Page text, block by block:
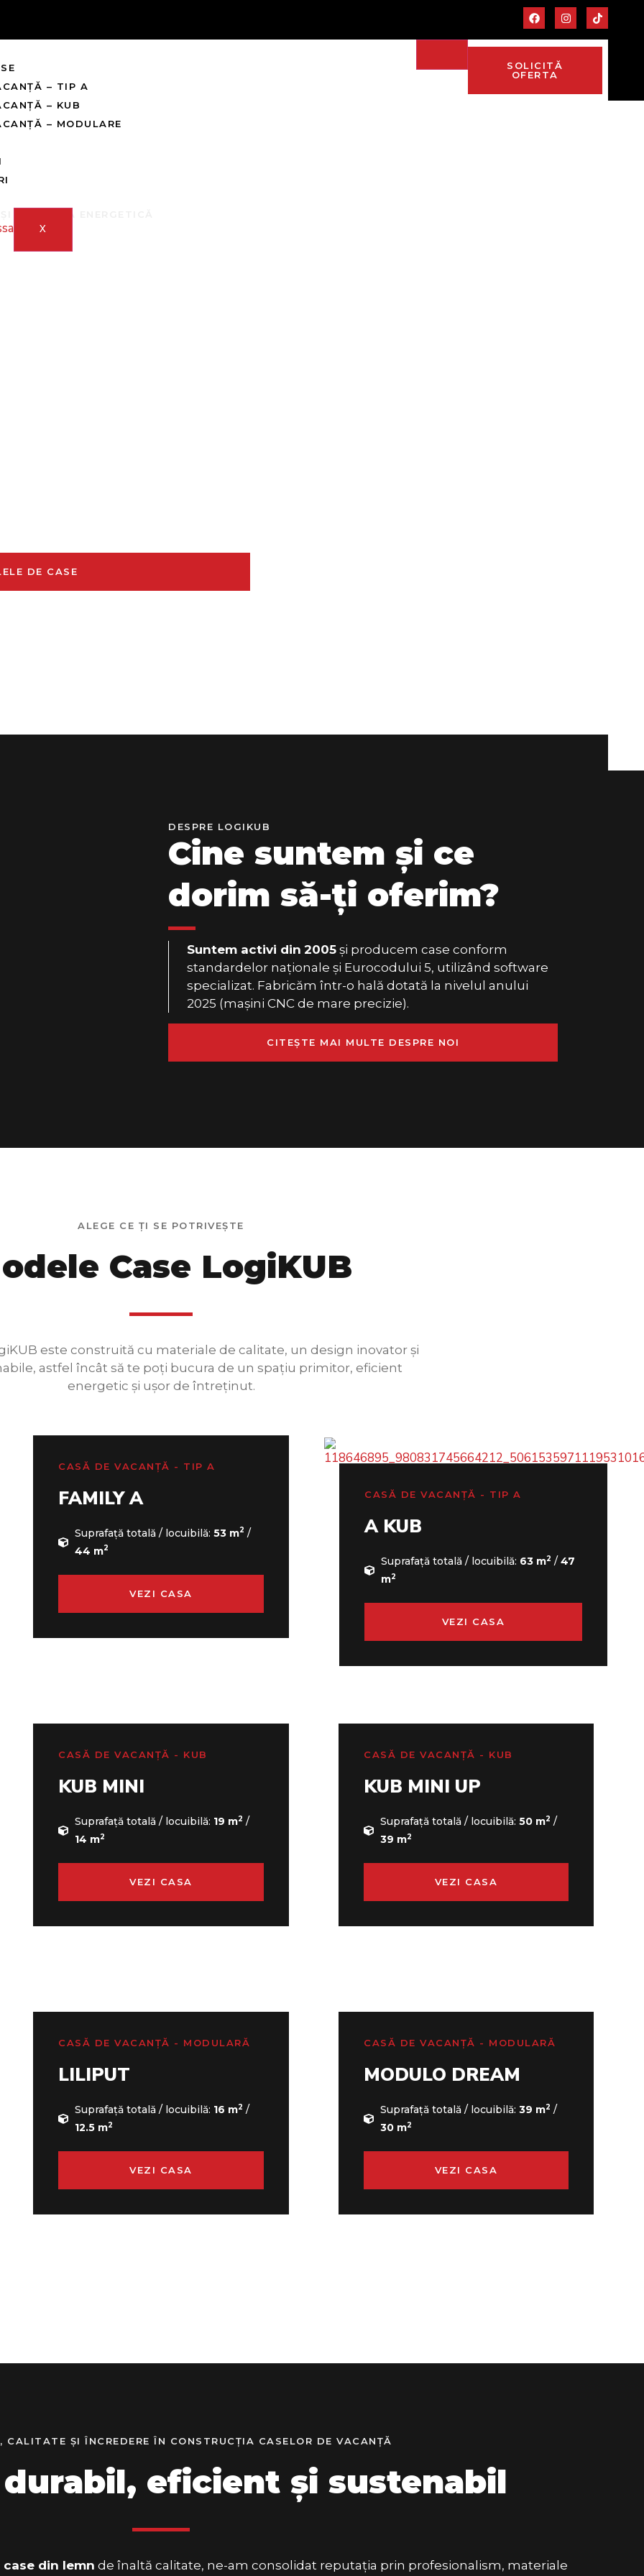
– TIP A
– KUB
– MODULARE
X
SOLICITĂ
OFERTA
DE CASE
DESPRE LOGIKUB
Cine suntem și ce
dorim să-ți oferim?
Suntem activi din 2005 și producem case conform
standardelor naționale și Eurocodului 5, utilizând software
specializat. Fabricăm într-o hală dotată la nivelul anului
2025 (mașini CNC de mare precizie).
CITEȘTE MAI MULTE DESPRE NOI
ALEGE CE ȚI SE POTRIVEȘTE
Case LogiKUB
este construită cu materiale de calitate, un design inovator și
astfel încât să te poți bucura de un spațiu primitor, eficient
energetic și ușor de întreținut.
CASĂ DE VACANȚĂ - TIP A
FAMILY A
Suprafață totală / locuibilă: 53 m2 /
44 m2
VEZI CASA
CASĂ DE VACANȚĂ - TIP A
A KUB
Suprafață totală / locuibilă: 63 m2 / 47
m2
VEZI CASA
CASĂ DE VACANȚĂ - KUB
KUB MINI
Suprafață totală / locuibilă: 19 m2 /
14 m2
VEZI CASA
CASĂ DE VACANȚĂ - KUB
KUB MINI UP
Suprafață totală / locuibilă: 50 m2 /
39 m2
VEZI CASA
CASĂ DE VACANȚĂ - MODULARĂ
LILIPUT
Suprafață totală / locuibilă: 16 m2 /
12.5 m2
VEZI CASA
CASĂ DE VACANȚĂ - MODULARĂ
MODULO DREAM
Suprafață totală / locuibilă: 39 m2 /
30 m2
VEZI CASA
CALITATE ȘI ÎNCREDERE ÎN CONSTRUCȚIA CASELOR DE VACANȚĂ
eficient și sustenabil
case din lemn de înaltă calitate, ne-am consolidat reputația prin profesionalism, materiale